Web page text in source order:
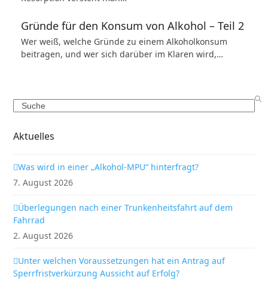
Gründe für den Konsum von Alkohol – Teil 2
Wer weiß, welche Gründe zu einem Alkoholkonsum
beitragen, und wer sich darüber im Klaren wird,…
Search
Aktuelles
Was wird in einer „Alkohol-MPU“ hinterfragt?
7. August 2026
Überlegungen nach einer Trunkenheitsfahrt auf dem
Fahrrad
2. August 2026
Unter welchen Voraussetzungen hat ein Antrag auf
Sperrfristverkürzung Aussicht auf Erfolg?